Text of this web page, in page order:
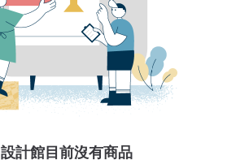
設計館目前沒有商品